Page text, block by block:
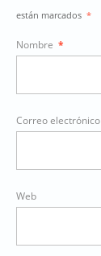
están marcados *
Nombre *
Correo electrónico
Web